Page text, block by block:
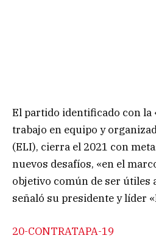
El partido identificado con
trabajo en equipo y
(ELI), cierra el 2021 con
nuevos desafíos, «en el
objetivo común de ser útiles
señaló su presidente y líder
20-CONTRATAPA-19